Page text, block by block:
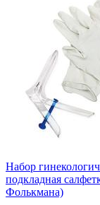
Набор
подкладная
Фолькмана)